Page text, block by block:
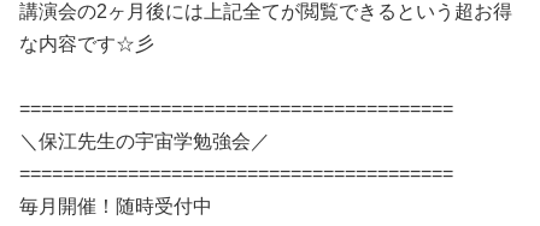
講演会の2ヶ月後には上記全てが閲覧できるという超お得
な内容です☆彡
========================================
＼保江先生の宇宙学勉強会／
========================================
毎月開催！随時受付中